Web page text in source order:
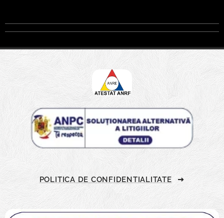
POLITICA DE CONFIDENTIALITATE